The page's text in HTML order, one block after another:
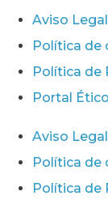
Aviso Legal
Política de
Política de
Portal Ético
Aviso Legal
Política de
Política de